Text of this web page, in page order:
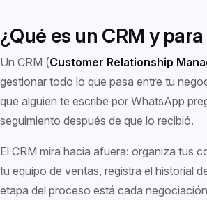
¿Qué es un CRM y
Un CRM (Customer Relationship
gestionar todo lo que pasa entre tu
que alguien te escribe por WhatsApp
seguimiento después de que lo recibió.
El CRM mira hacia afuera: organiza tus
tu equipo de ventas, registra el historial
etapa del proceso está cada